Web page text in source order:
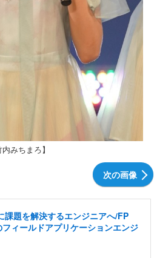
みちまろ】
次の画像
課題を解決するエンジニアへ/FP
ィールドアプリケーションエンジ